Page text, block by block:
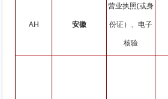
AH 安徽
营业执照(或身
份证）、电子
核验